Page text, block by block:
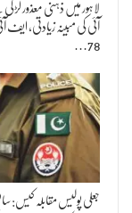
لاہور میں ذہنی معذور
آئی کی مبینہ زیادتی، ایف آئی
78…
جعلی پولیس مقابلہ کیس: